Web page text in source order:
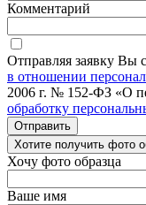
Комментарий
Отправляя заявку Вы
в отношении
2006 г. № 152-ФЗ «О
обработку
Отправить
Хотите получить фото
Хочу фото образца
Ваше имя